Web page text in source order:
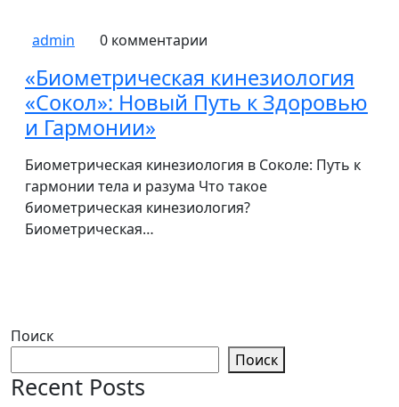
admin 0 комментарии
«Биометрическая кинезиология
«Сокол»: Новый Путь к Здоровью
и Гармонии»
Биометрическая кинезиология в Соколе: Путь к
гармонии тела и разума Что такое
биометрическая кинезиология?
Биометрическая…
Поиск
Поиск
Recent Posts